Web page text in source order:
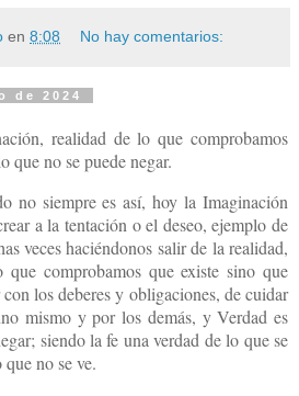
en 8:08 No hay comentarios:
de 2024
realidad de lo que comprobamos
que no se puede negar.
no siempre es así, hoy la Imaginación
a la tentación o el deseo, ejemplo de
veces haciéndonos salir de la realidad,
comprobamos que existe sino que
los deberes y obligaciones, de cuidar
mismo y por los demás, y Verdad es
siendo la fe una verdad de lo que se
no se ve.